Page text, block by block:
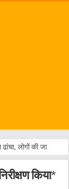
किया*